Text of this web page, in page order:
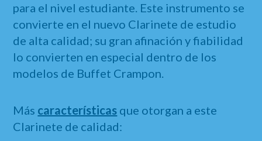
para el nivel estudiante. Este instrumento se
convierte en el nuevo Clarinete de estudio
de alta calidad; su gran afinación y fiabilidad
lo convierten en especial dentro de los
modelos de Buffet Crampon.
Más características que otorgan a este
Clarinete de calidad: